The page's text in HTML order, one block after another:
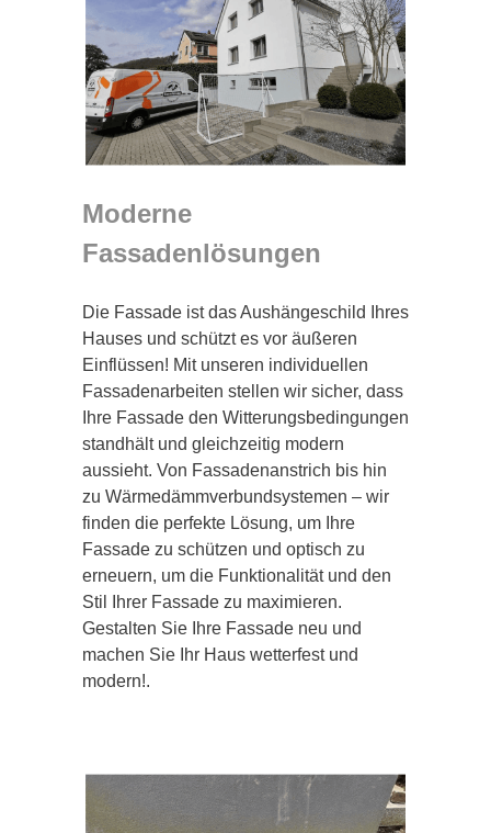
Moderne
Fassadenlösungen
Die Fassade ist das Aushängeschild Ihres
Hauses und schützt es vor äußeren
Einflüssen! Mit unseren individuellen
Fassadenarbeiten stellen wir sicher, dass
Ihre Fassade den Witterungsbedingungen
standhält und gleichzeitig modern
aussieht. Von Fassadenanstrich bis hin
zu Wärmedämmverbundsystemen – wir
finden die perfekte Lösung, um Ihre
Fassade zu schützen und optisch zu
erneuern, um die Funktionalität und den
Stil Ihrer Fassade zu maximieren.
Gestalten Sie Ihre Fassade neu und
machen Sie Ihr Haus wetterfest und
modern!.